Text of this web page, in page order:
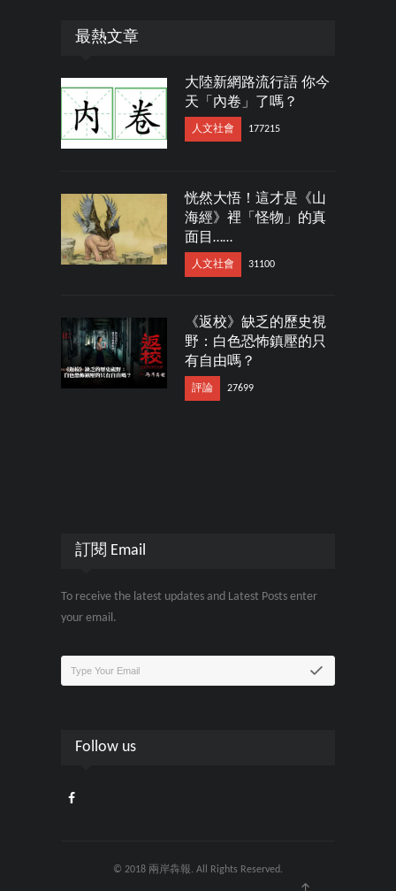
最熱文章
大陸新網路流行語 你今
天「內卷」了嗎？
人文社會 177215
恍然大悟！這才是《山
海經》裡「怪物」的真
面目……
人文社會 31100
《返校》缺乏的歷史視
野：白色恐怖鎮壓的只
有自由嗎？
評論 27699
訂閱 Email
To receive the latest updates and Latest Posts enter
your email.
Follow us
© 2018 兩岸犇報. All Rights Reserved.